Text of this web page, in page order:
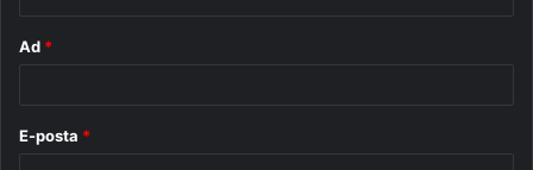
Ad *
E-posta *